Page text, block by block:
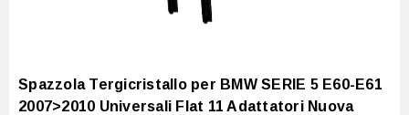
Spazzola Tergicristallo per BMW SERIE 5 E60-E61
2007>2010 Universali Flat 11 Adattatori Nuova